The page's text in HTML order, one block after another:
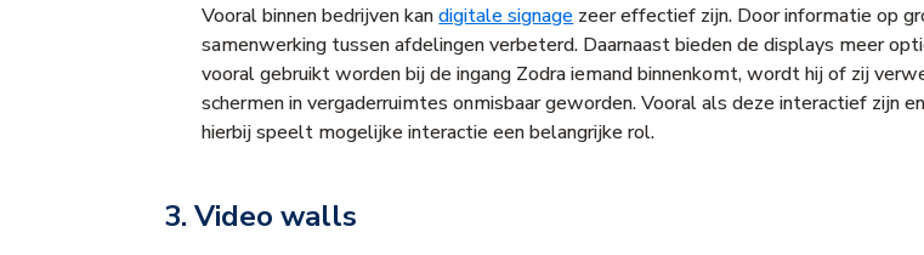
Vooral binnen bedrijven kandigitale signage zeer effectief zijn. Door informatie op
samenwerking tussen afdelingen verbeterd. Daarnaast bieden de displays meer
vooral gebruikt worden bij de ingang Zodra iemand binnenkomt, wordt hij of zij
schermen in vergaderruimtes onmisbaar geworden. Vooral als deze interactief zijn
hierbij speelt mogelijke interactie een belangrijke rol.
3. Video walls